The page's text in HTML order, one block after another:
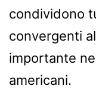
condividono
convergenti
importante
americani.